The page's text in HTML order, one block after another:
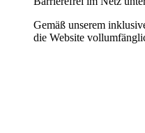
Gemäß unserem
die Website